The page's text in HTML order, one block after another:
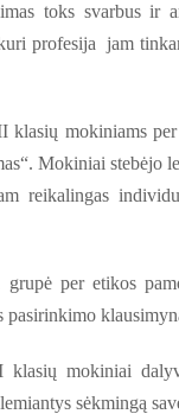
toks svarbus ir
profesija jam
mokiniams per
Mokiniai stebėjo
reikalingas
per etikos
pasirinkimo
mokiniai
sėkmingą